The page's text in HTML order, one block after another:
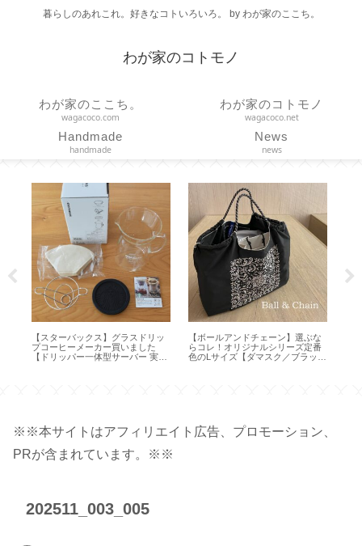
暮らしのあれこれ。好きなコトいろいろ。 by わが家のここち。
わが家のコトモノ
わが家のここち。
wagacoco.com
わが家のコトモノ
wagacoco.net
Handmade
handmade
News
news
【スターバックス】グラスドリッ
プコーヒーメーカー買いました
【ドリッパー一体型サーバー 実用
【ボールアンドチェーン】選ぶな
らコレ！オリジナルシリーズ定番
色のLサイズ【ダマスク／ブラッ
【リンツ】
てみました
100g 】
※※本サイトはアフィリエイト広告、プロモーション、
PRが含まれています。※※
202511_003_005